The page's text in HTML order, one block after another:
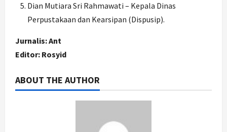
Dian Mutiara Sri Rahmawati – Kepala Dinas
Perpustakaan dan Kearsipan (Dispusip).
Jurnalis: Ant
Editor: Rosyid
ABOUT THE AUTHOR